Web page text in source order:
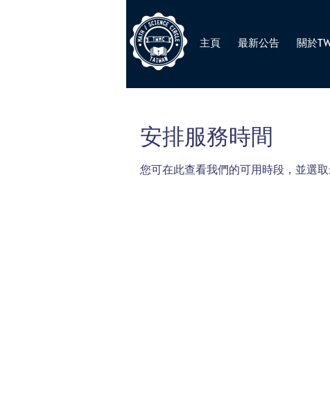
主頁 最新公告 關於
安排服務時間
您可在此查看我們的可用時段，並選